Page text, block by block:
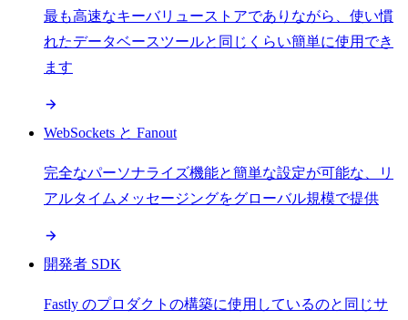
最も高速なキーバリューストアでありながら、使い慣
れたデータベースツールと同じくらい簡単に使用でき
ます
WebSockets と Fanout
完全なパーソナライズ機能と簡単な設定が可能な、リ
アルタイムメッセージングをグローバル規模で提供
開発者 SDK
Fastly のプロダクトの構築に使用しているのと同じサ